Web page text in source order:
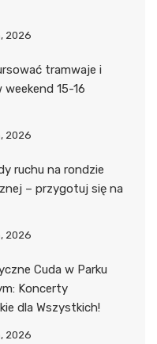
2026
tramwaje i
15-16
2026
ruchu na rondzie
– przygotuj się na
2026
Cuda w Parku
Koncerty
dla Wszystkich!
2026